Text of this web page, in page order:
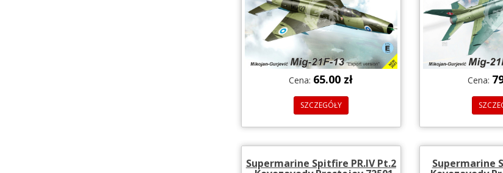
Cena: 65.00 zł
SZCZEGÓŁY
Cena:
Supermarine Spitfire PR.IV Pt.2 Supermarine